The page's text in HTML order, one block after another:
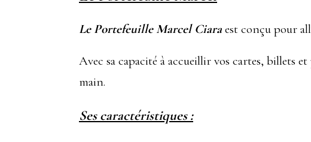
Le Portefeuille Marcel Ciara est conçu pour
Avec sa capacité à accueillir vos cartes, billets
main.
Ses caractéristiques :